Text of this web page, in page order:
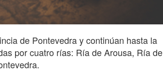
de Pontevedra y continúan hasta la
por cuatro rías: Ría de Arousa, Ría de